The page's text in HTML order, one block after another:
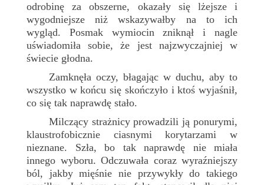
odrobinę za obszerne, okazały się lżejsze i
wygodniejsze niż wskazywałby na to ich
wygląd. Posmak wymiocin zniknął i nagle
uświadomiła sobie, że jest najzwyczajniej w
świecie głodna.
Zamknęła oczy, błagając w duchu, aby to
wszystko w końcu się skończyło i ktoś wyjaśnił,
co się tak naprawdę stało.
Milczący strażnicy prowadzili ją ponurymi,
klaustrofobicznie ciasnymi korytarzami w
nieznane. Szła, bo tak naprawdę nie miała
innego wyboru. Odczuwała coraz wyraźniejszy
ból, jakby mięśnie nie przywykły do takiego